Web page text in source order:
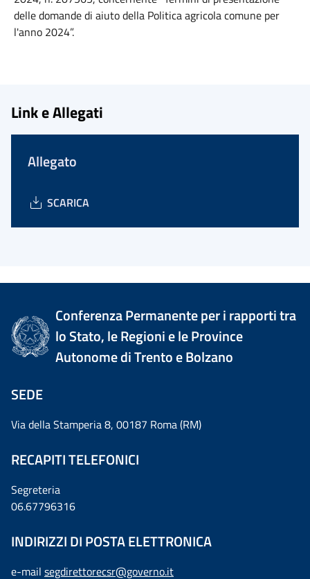
delle domande di aiuto della Politica agricola comune per
l'anno 2024”.
Link e Allegati
Allegato
SCARICA
Conferenza Permanente per i rapporti tra
lo Stato, le Regioni e le Province
Autonome di Trento e Bolzano
SEDE
Via della Stamperia 8, 00187 Roma (RM)
RECAPITI TELEFONICI
Segreteria
06.67796316
INDIRIZZI DI POSTA ELETTRONICA
e-mail segdirettorecsr@governo.it